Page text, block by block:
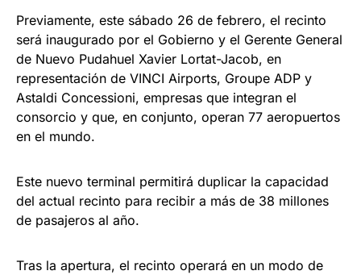
Previamente, este sábado 26 de febrero, el recinto
será inaugurado por el Gobierno y el Gerente General
de Nuevo Pudahuel Xavier Lortat-Jacob, en
representación de VINCI Airports, Groupe ADP y
Astaldi Concessioni, empresas que integran el
consorcio y que, en conjunto, operan 77 aeropuertos
en el mundo.
Este nuevo terminal permitirá duplicar la capacidad
del actual recinto para recibir a más de 38 millones
de pasajeros al año.
Tras la apertura, el recinto operará en un modo de